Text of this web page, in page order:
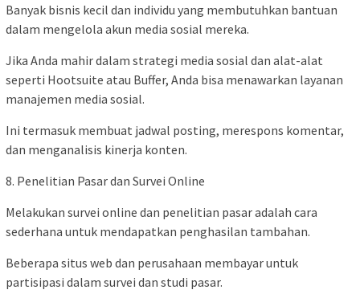
Banyak bisnis kecil dan individu yang membutuhkan bantuan
dalam mengelola akun media sosial mereka.
Jika Anda mahir dalam strategi media sosial dan alat-alat
seperti Hootsuite atau Buffer, Anda bisa menawarkan layanan
manajemen media sosial.
Ini termasuk membuat jadwal posting, merespons komentar,
dan menganalisis kinerja konten.
8. Penelitian Pasar dan Survei Online
Melakukan survei online dan penelitian pasar adalah cara
sederhana untuk mendapatkan penghasilan tambahan.
Beberapa situs web dan perusahaan membayar untuk
partisipasi dalam survei dan studi pasar.